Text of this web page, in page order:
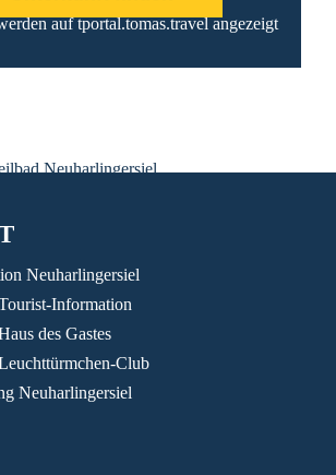
auf tportal.tomas.travel angezeigt
Neuharlingersiel
Information
des Gastes
Club
Neuharlingersiel